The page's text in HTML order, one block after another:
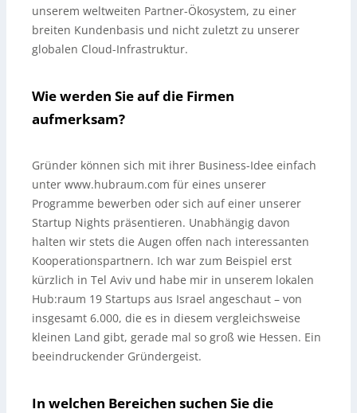
unserem weltweiten Partner-Ökosystem, zu einer
breiten Kundenbasis und nicht zuletzt zu unserer
globalen Cloud-Infrastruktur.
Wie werden Sie auf die Firmen
aufmerksam?
Gründer können sich mit ihrer Business-Idee einfach
unter www.hubraum.com für eines unserer
Programme bewerben oder sich auf einer unserer
Startup Nights präsentieren. Unabhängig davon
halten wir stets die Augen offen nach interessanten
Kooperationspartnern. Ich war zum Beispiel erst
kürzlich in Tel Aviv und habe mir in unserem lokalen
Hub:raum 19 Startups aus Israel angeschaut – von
insgesamt 6.000, die es in diesem vergleichsweise
kleinen Land gibt, gerade mal so groß wie Hessen. Ein
beeindruckender Gründergeist.
In welchen Bereichen suchen Sie die